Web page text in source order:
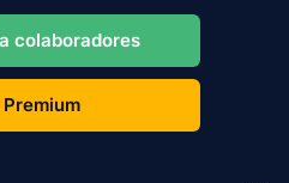
colaboradores